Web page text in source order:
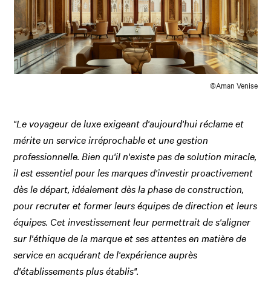
©Aman Venise
"Le voyageur de luxe exigeant d'aujourd'hui réclame et
mérite un service irréprochable et une gestion
professionnelle. Bien qu'il n'existe pas de solution miracle,
il est essentiel pour les marques d'investir proactivement
dès le départ, idéalement dès la phase de construction,
pour recruter et former leurs équipes de direction et leurs
équipes. Cet investissement leur permettrait de s'aligner
sur l'éthique de la marque et ses attentes en matière de
service en acquérant de l'expérience auprès
d'établissements plus établis".